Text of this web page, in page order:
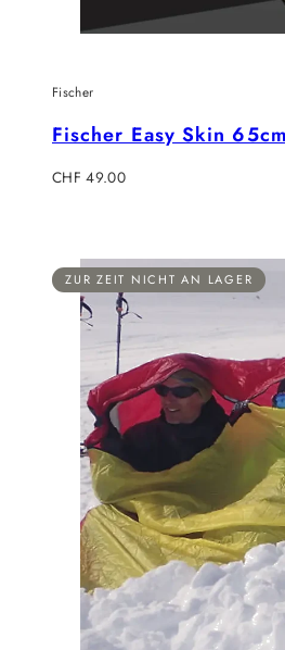
Fischer
Fischer Easy Skin
Regulärer
CHF 49.00
ZUR ZEIT NICHT AN LAGER